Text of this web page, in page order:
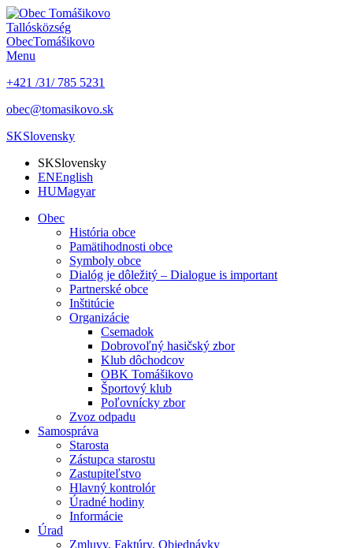
Tallósközség
ObecTomášikovo
Menu
+421 /31/ 785 5231
obec@tomasikovo.sk
SKSlovensky
SKSlovensky
ENEnglish
HUMagyar
Obec
História obce
Pamätihodnosti obce
Symboly obce
Dialóg je dôležitý – Dialogue is important
Partnerské obce
Inštitúcie
Organizácie
Csemadok
Dobrovoľný hasičský zbor
Klub dôchodcov
OBK Tomášikovo
Športový klub
Poľovnícky zbor
Zvoz odpadu
Samospráva
Starosta
Zástupca starostu
Zastupiteľstvo
Hlavný kontrolór
Úradné hodiny
Informácie
Úrad
Zmluvy, Faktúry, Objednávky